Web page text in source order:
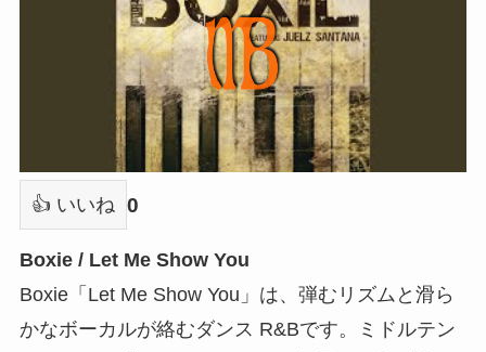
👍 いいね 0
Boxie / Let Me Show You
Boxie「Let Me Show You」は、弾むリズムと滑ら
かなボーカルが絡むダンス R&Bです。ミドルテン